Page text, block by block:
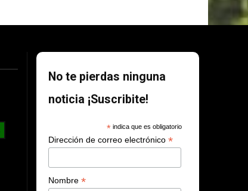
No te pierdas ninguna
noticia ¡Suscribite!
*indica que es obligatorio
Dirección de correo electrónico*
Nombre*